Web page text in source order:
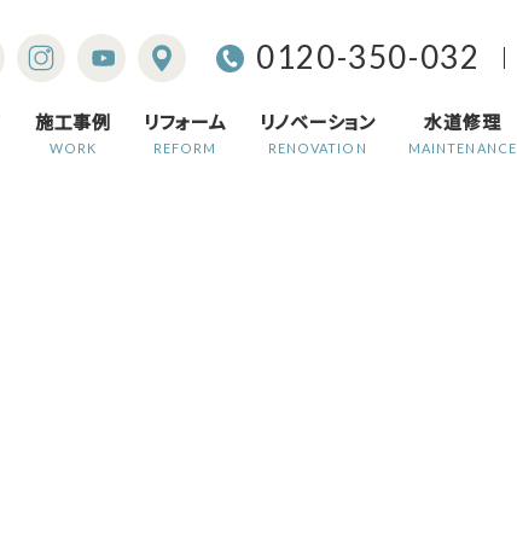
0120-350-032
施工事例
WORK
リフォーム
REFORM
リノベーション
RENOVATION
水道修理
MAINTENANCE